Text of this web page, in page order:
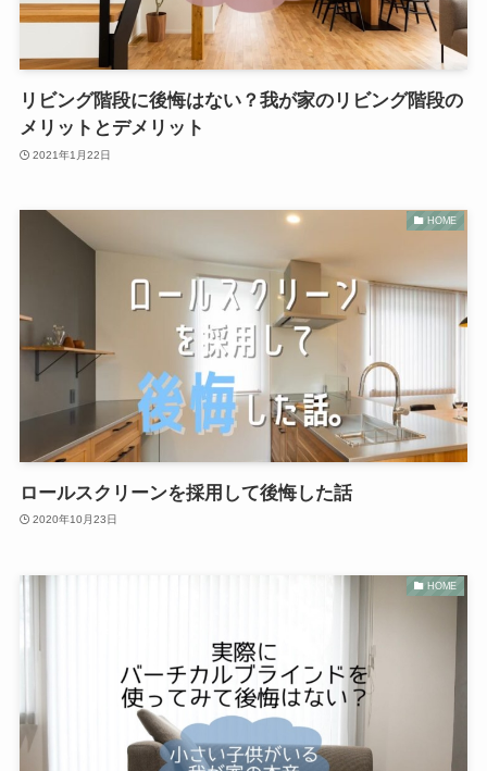
リビング階段に後悔はない？我が家のリビング階段の
メリットとデメリット
2021年1月22日
HOME
ロールスクリーンを採用して後悔した話
2020年10月23日
HOME